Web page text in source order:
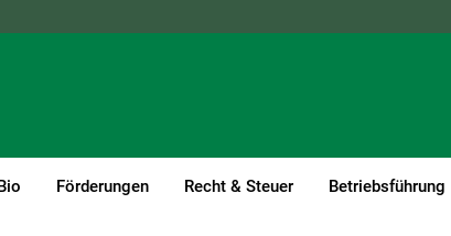
Förderungen Recht & Steuer Betriebsführung